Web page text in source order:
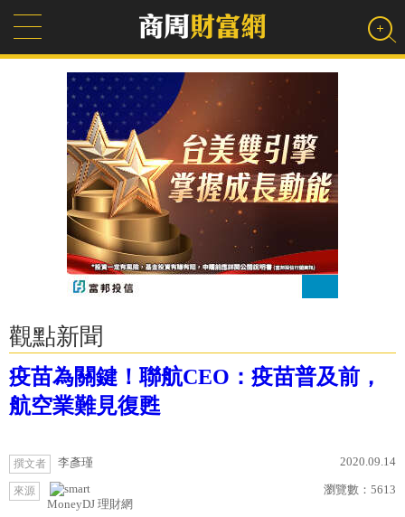
觀點新聞
疫苗為關鍵！聯航CEO：疫苗普及前，
航空業難見復甦
撰文者 李彥瑾 2020.09.14
來源
MoneyDJ 理財網
瀏覽數： 5613